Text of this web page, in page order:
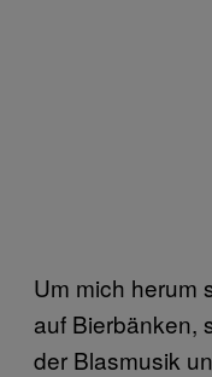
Um mich herum
auf Bierbänken,
der Blasmusik